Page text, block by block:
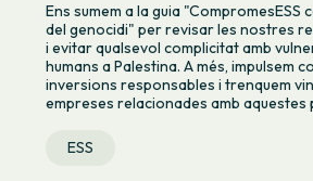
Ens sumem a la guia "CompromesESS
del genocidi" per revisar les nostres
i evitar qualsevol complicitat amb
humans a Palestina. A més, impulsem
inversions responsables i trenquem
empreses relacionades amb aquestes
ESS